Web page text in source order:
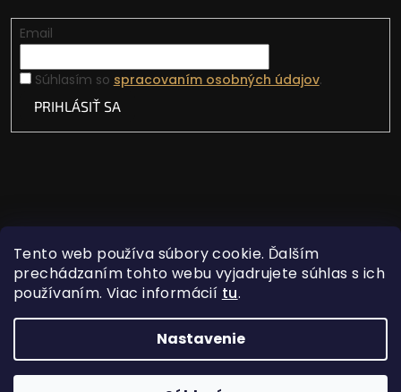
Tento web používa súbory cookie. Ďalším
prechádzaním tohto webu vyjadrujete súhlas s ich
používaním. Viac informácií tu.
Nastavenie
Email
Súhlasím so spracovaním osobných údajov.
PRIHLÁSIŤ SA
Vytvoril Shoptet
Copyright 2026Lovecká vášeň. Všetky práva